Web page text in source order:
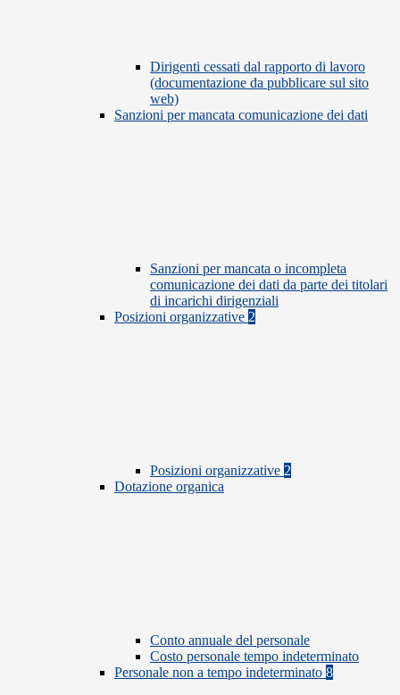
Dirigenti cessati dal rapporto di lavoro
(documentazione da pubblicare sul sito
web)
Sanzioni per mancata comunicazione dei dati
Sanzioni per mancata o incompleta
comunicazione dei dati da parte dei titolari
di incarichi dirigenziali
Posizioni organizzative 2
Posizioni organizzative 2
Dotazione organica
Conto annuale del personale
Costo personale tempo indeterminato
Personale non a tempo indeterminato 8